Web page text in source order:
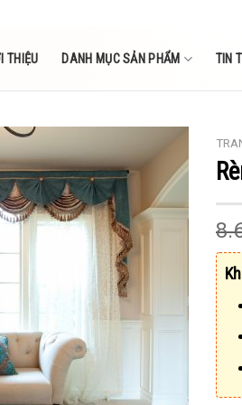
THIỆU DANH MỤC SẢN PHẨM TIN